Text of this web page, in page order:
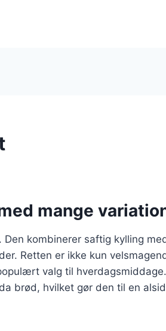
mange
kombinerer saftig kylling
Retten er ikke kun
valg til hverdagsmiddage.
brød, hvilket gør den til en